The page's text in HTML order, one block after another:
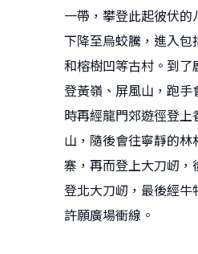
一帶，攀登此起彼伏
下降至烏蛟騰，進入包
和榕樹凹等古村。到了
登黃嶺、屏風山，跑手
時再經龍門郊遊徑登
山，隨後會往寧靜的林
寨，再而登上大刀屻，
登北大刀屻，最後經牛
許願廣場衝線。